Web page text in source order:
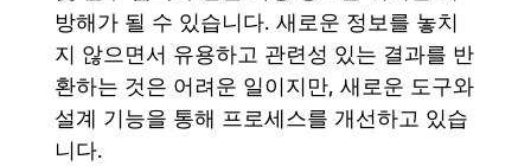
방해가 될 수 있습니다. 새로운 정보를 놓치
지 않으면서 유용하고 관련성 있는 결과를 반
환하는 것은 어려운 일이지만, 새로운 도구와
설계 기능을 통해 프로세스를 개선하고 있습
니다.